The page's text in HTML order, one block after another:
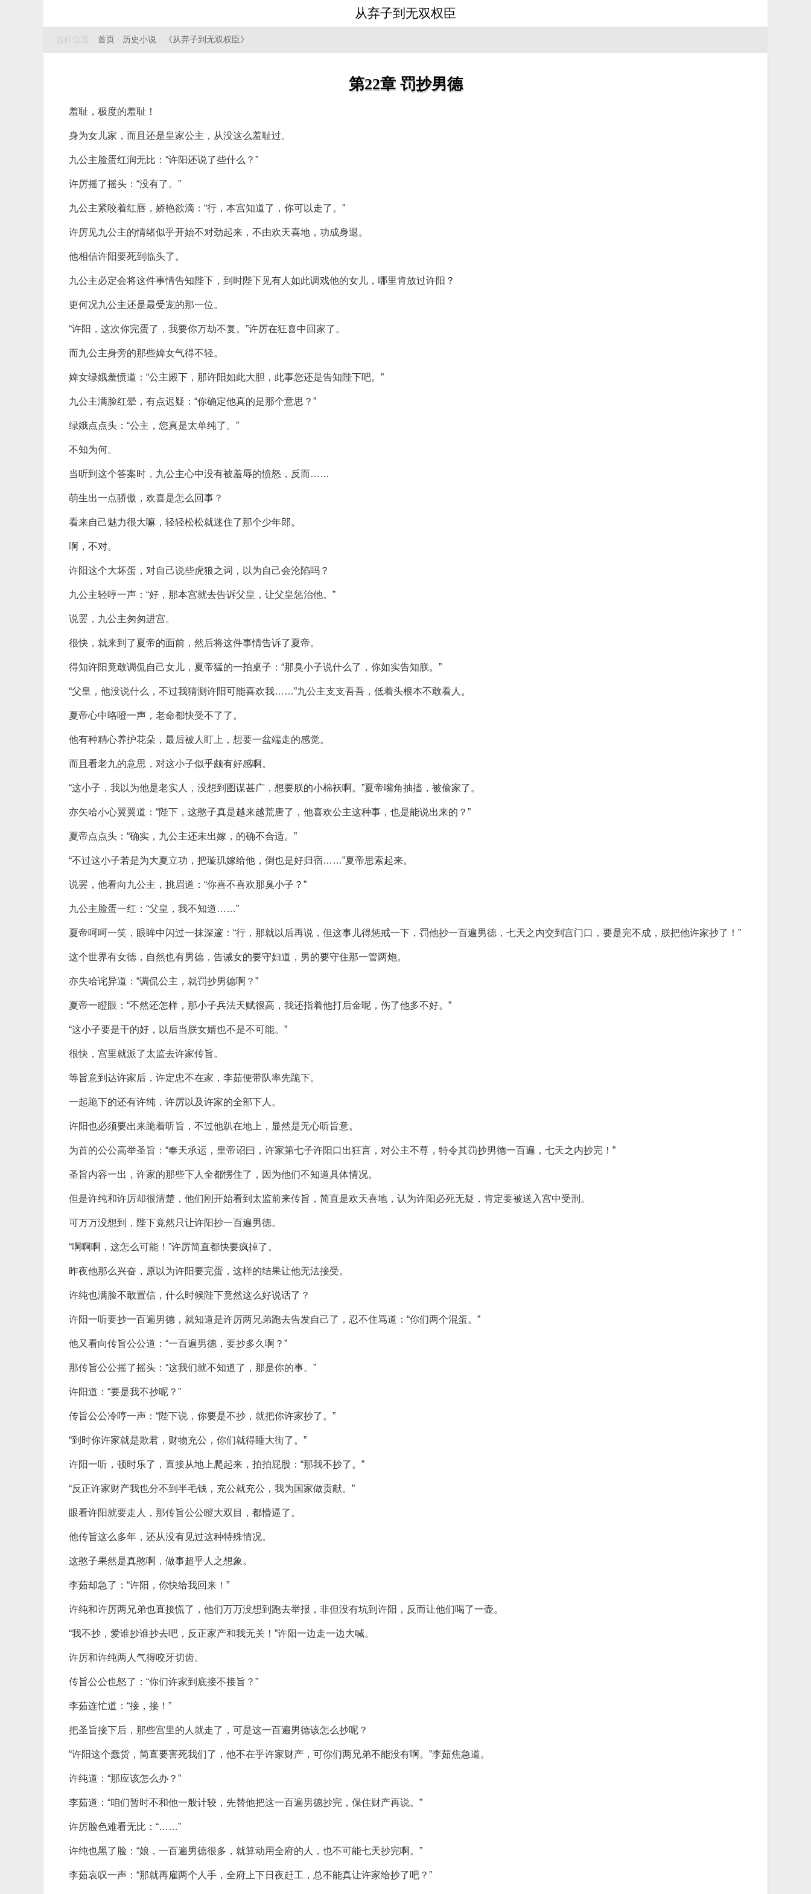
从弃子到无双权臣
当前位置： 首页 › 历史小说 › 《从弃子到无双权臣》
第22章 罚抄男德
羞耻，极度的羞耻！
身为女儿家，而且还是皇家公主，从没这么羞耻过。
九公主脸蛋红润无比：“许阳还说了些什么？”
许厉摇了摇头：“没有了。”
九公主紧咬着红唇，娇艳欲滴：“行，本宫知道了，你可以走了。”
许厉见九公主的情绪似乎开始不对劲起来，不由欢天喜地，功成身退。
他相信许阳要死到临头了。
九公主必定会将这件事情告知陛下，到时陛下见有人如此调戏他的女儿，哪里肯放过许阳？
更何况九公主还是最受宠的那一位。
“许阳，这次你完蛋了，我要你万劫不复。”许厉在狂喜中回家了。
而九公主身旁的那些婢女气得不轻。
婢女绿娥羞愤道：“公主殿下，那许阳如此大胆，此事您还是告知陛下吧。”
九公主满脸红晕，有点迟疑：“你确定他真的是那个意思？”
绿娥点点头：“公主，您真是太单纯了。”
不知为何。
当听到这个答案时，九公主心中没有被羞辱的愤怒，反而……
萌生出一点骄傲，欢喜是怎么回事？
看来自己魅力很大嘛，轻轻松松就迷住了那个少年郎。
啊，不对。
许阳这个大坏蛋，对自己说些虎狼之词，以为自己会沦陷吗？
九公主轻哼一声：“好，那本宫就去告诉父皇，让父皇惩治他。”
说罢，九公主匆匆进宫。
很快，就来到了夏帝的面前，然后将这件事情告诉了夏帝。
得知许阳竟敢调侃自己女儿，夏帝猛的一拍桌子：“那臭小子说什么了，你如实告知朕。”
“父皇，他没说什么，不过我猜测许阳可能喜欢我……”九公主支支吾吾，低着头根本不敢看人。
夏帝心中咯噔一声，老命都快受不了了。
他有种精心养护花朵，最后被人盯上，想要一盆端走的感觉。
而且看老九的意思，对这小子似乎颇有好感啊。
“这小子，我以为他是老实人，没想到图谋甚广，想要朕的小棉袄啊。”夏帝嘴角抽搐，被偷家了。
亦矢哈小心翼翼道：“陛下，这憨子真是越来越荒唐了，他喜欢公主这种事，也是能说出来的？”
夏帝点点头：“确实，九公主还未出嫁，的确不合适。”
“不过这小子若是为大夏立功，把璇玑嫁给他，倒也是好归宿……”夏帝思索起来。
说罢，他看向九公主，挑眉道：“你喜不喜欢那臭小子？”
九公主脸蛋一红：“父皇，我不知道……”
夏帝呵呵一笑，眼眸中闪过一抹深邃：“行，那就以后再说，但这事儿得惩戒一下，罚他抄一百遍男德，七天之内交到宫门口，要是完不成，朕把他许家抄了！”
这个世界有女德，自然也有男德，告诫女的要守妇道，男的要守住那一管两炮。
亦失哈诧异道：“调侃公主，就罚抄男德啊？”
夏帝一瞪眼：“不然还怎样，那小子兵法天赋很高，我还指着他打后金呢，伤了他多不好。”
“这小子要是干的好，以后当朕女婿也不是不可能。”
很快，宫里就派了太监去许家传旨。
等旨意到达许家后，许定忠不在家，李茹便带队率先跪下。
一起跪下的还有许纯，许厉以及许家的全部下人。
许阳也必须要出来跪着听旨，不过他趴在地上，显然是无心听旨意。
为首的公公高举圣旨：“奉天承运，皇帝诏曰，许家第七子许阳口出狂言，对公主不尊，特令其罚抄男德一百遍，七天之内抄完！”
圣旨内容一出，许家的那些下人全都愣住了，因为他们不知道具体情况。
但是许纯和许厉却很清楚，他们刚开始看到太监前来传旨，简直是欢天喜地，认为许阳必死无疑，肯定要被送入宫中受刑。
可万万没想到，陛下竟然只让许阳抄一百遍男德。
“啊啊啊，这怎么可能！”许厉简直都快要疯掉了。
昨夜他那么兴奋，原以为许阳要完蛋，这样的结果让他无法接受。
许纯也满脸不敢置信，什么时候陛下竟然这么好说话了？
许阳一听要抄一百遍男德，就知道是许厉两兄弟跑去告发自己了，忍不住骂道：“你们两个混蛋。”
他又看向传旨公公道：“一百遍男德，要抄多久啊？”
那传旨公公摇了摇头：“这我们就不知道了，那是你的事。”
许阳道：“要是我不抄呢？”
传旨公公冷哼一声：“陛下说，你要是不抄，就把你许家抄了。”
“到时你许家就是欺君，财物充公，你们就得睡大街了。”
许阳一听，顿时乐了，直接从地上爬起来，拍拍屁股：“那我不抄了。”
“反正许家财产我也分不到半毛钱，充公就充公，我为国家做贡献。”
眼看许阳就要走人，那传旨公公瞪大双目，都懵逼了。
他传旨这么多年，还从没有见过这种特殊情况。
这憨子果然是真憨啊，做事超乎人之想象。
李茹却急了：“许阳，你快给我回来！”
许纯和许厉两兄弟也直接慌了，他们万万没想到跑去举报，非但没有坑到许阳，反而让他们喝了一壶。
“我不抄，爱谁抄谁抄去吧，反正家产和我无关！”许阳一边走一边大喊。
许厉和许纯两人气得咬牙切齿。
传旨公公也怒了：“你们许家到底接不接旨？”
李茹连忙道：“接，接！”
把圣旨接下后，那些宫里的人就走了，可是这一百遍男德该怎么抄呢？
“许阳这个蠢货，简直要害死我们了，他不在乎许家财产，可你们两兄弟不能没有啊。”李茹焦急道。
许纯道：“那应该怎么办？”
李茹道：“咱们暂时不和他一般计较，先替他把这一百遍男德抄完，保住财产再说。”
许厉脸色难看无比：“……”
许纯也黑了脸：“娘，一百遍男德很多，就算动用全府的人，也不可能七天抄完啊。”
李茹哀叹一声：“那就再雇两个人手，全府上下日夜赶工，总不能真让许家给抄了吧？”